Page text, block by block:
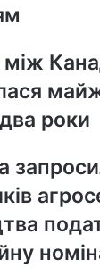
між
роки